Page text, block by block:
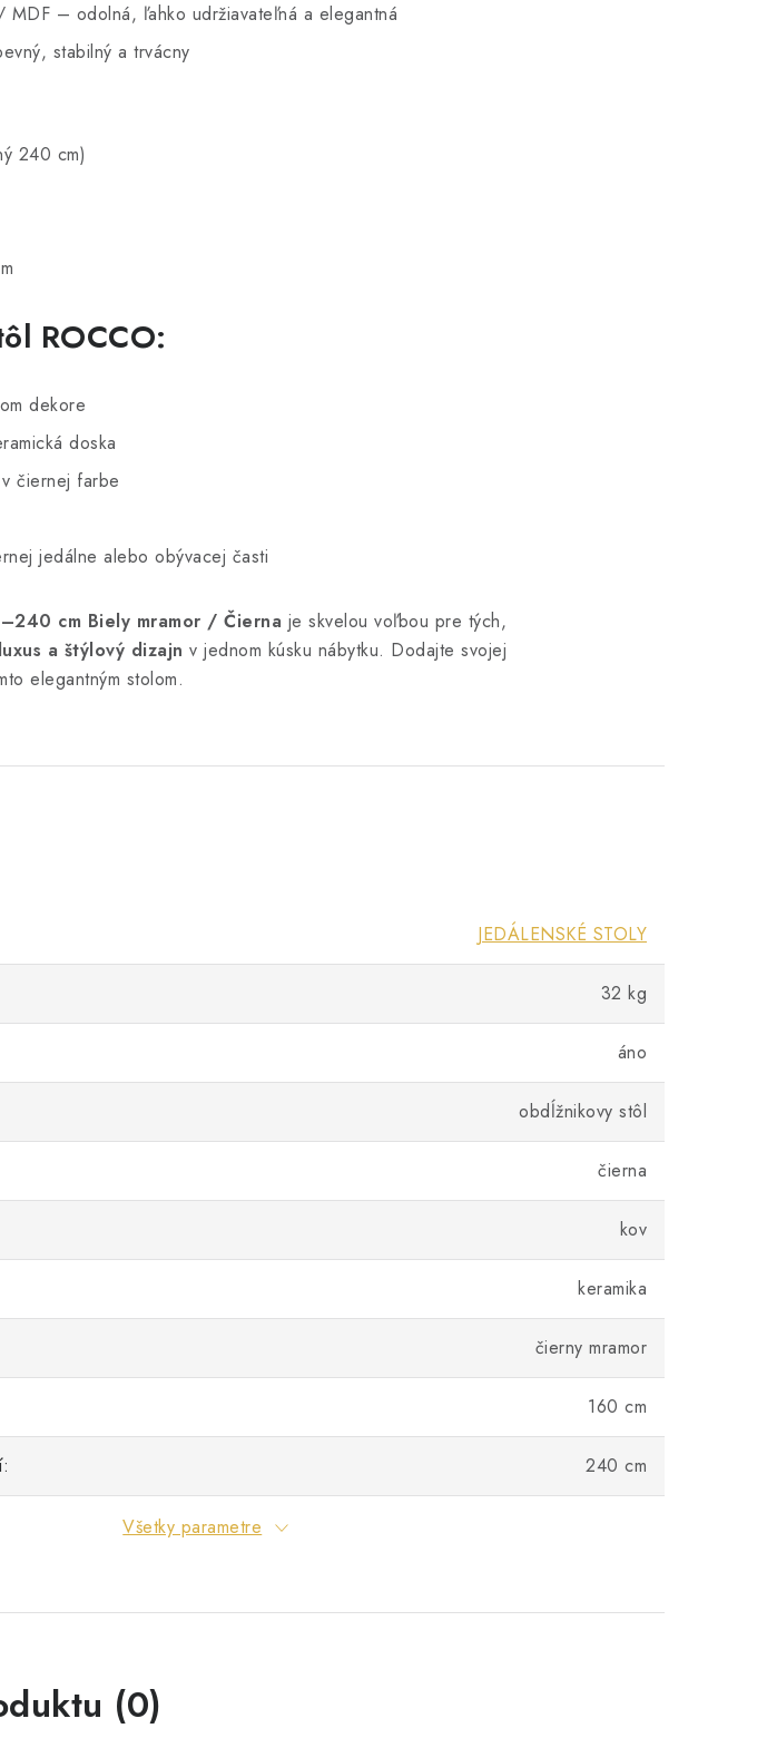
MDF – odolná, ľahko udržiavateľná a elegantná
stabilný a trvácny
240 cm)
ROCCO:
dekore
doska
čiernej farbe
jedálne alebo obývacej časti
cm Biely mramor / Čierna je skvelou voľbou pre tých,
a štýlový dizajn v jednom kúsku nábytku. Dodajte svojej
elegantným stolom.
JEDÁLENSKÉ STOLY
32 kg
áno
obdĺžnikovy stôl
čierna
kov
keramika
čierny mramor
160 cm
240 cm
Všetky parametre
(0)